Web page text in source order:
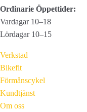
Ordinarie Öppettider:
Vardagar 10–18
Lördagar 10–15
Verkstad
Bikefit
Förmånscykel
Kundtjänst
Om oss